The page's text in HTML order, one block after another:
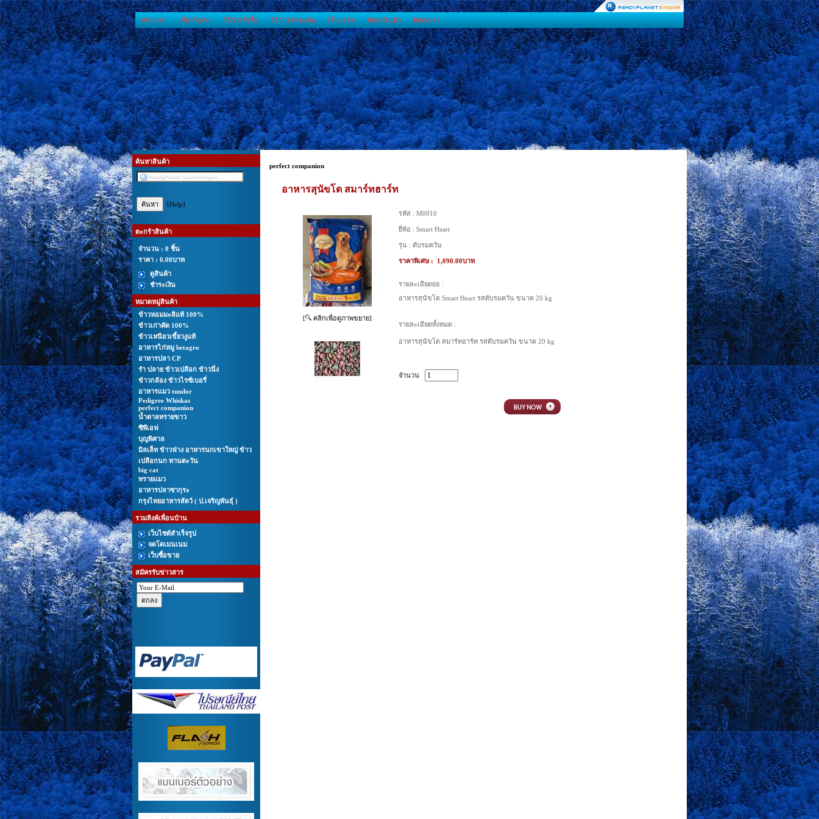
หน้าแรก เกี่ยวกับเรา วิธีการสั่งซื้อ วิธีการชำระเงิน เว็บบอร์ด ค้นหาสินค้า ติดต่อเรา
ค้นหาสินค้า
[Help]
ตะกร้าสินค้า
จำนวน : 0 ชิ้น
ราคา : 0.00บาท
ดูสินค้า
ชำระเงิน
หมวดหมู่สินค้า
ข้าวหอมมะลิแท้ 100%
ข้าวเก่าคัด 100%
ข้าวเหนียวเขี้ยวงูแท้
อาหารไก่หมู betagro
อาหารปลา CP
รํา ปลาย ข้าวเปลือก ข้าวนึ่ง
ข้าวกล้อง ข้าวไรซ์เบอรี่
อาหารแมว tundor
Pedigree Whiskas
perfect companion
นํ้าตาลทรายขาว
ซีพีเอฟ
บุญพิศาล
มิลเล็ท ข้าวฟ่าง อาหารนกเขาใหญ่ ข้าว
เปลือกนก ทานตะวัน
big cat
ทรายแมว
อาหารปลาซากุระ
กรุงไทยอาหารสัตว์ ( ป.เจริญพันธุ์ )
รวมลิงค์เพื่อนบ้าน
เว็บไซต์สำเร็จรูป
จดโดเมนเนม
เว็บซื้อขาย
สมัครรับข่าวสาร
perfect companion
อาหารสุนัขโต สมาร์ทฮาร์ท
[ คลิกเพื่อดูภาพขยาย]
รหัส : M0010
ยี่ห้อ : Smart Heart
รุ่น : ตับรมควัน
ราคาพิเศษ : 1,090.00บาท
รายละเอียดย่อ :
อาหารสุนัขโต Smart Heart รสตับรมควัน ขนาด 20 kg
รายละเอียดทั้งหมด :
อาหารสุนัขโต สมาร์ทฮาร์ท รสตับรมควัน ขนาด 20 kg
จำนวน